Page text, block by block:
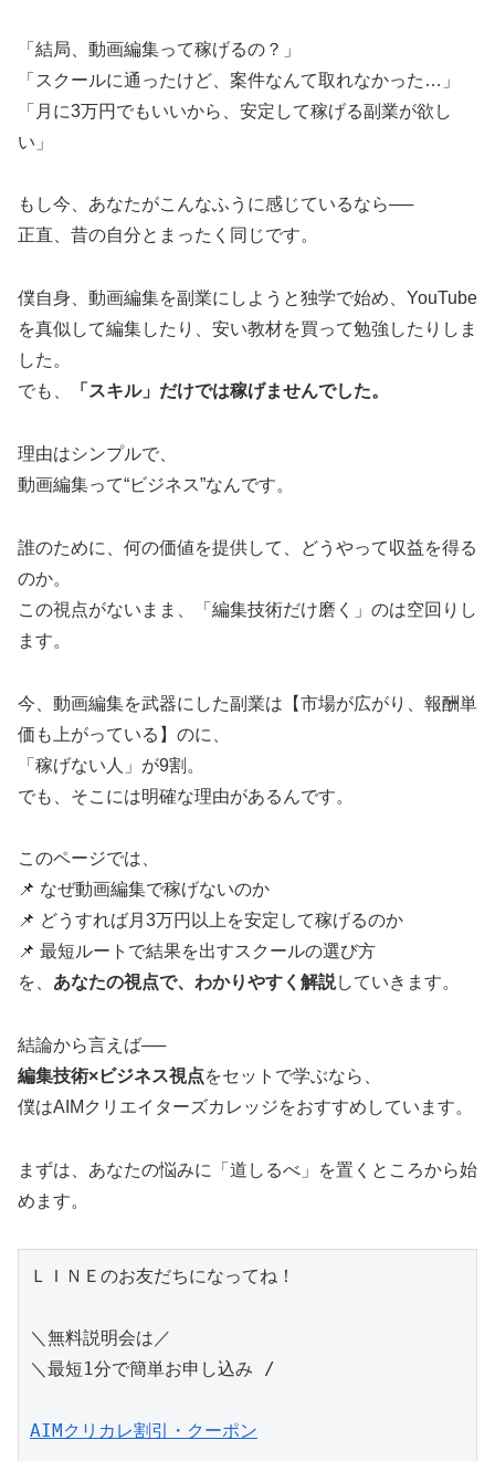
「結局、動画編集って稼げるの？」
「スクールに通ったけど、案件なんて取れなかった…」
「月に3万円でもいいから、安定して稼げる副業が欲し
い」
もし今、あなたがこんなふうに感じているなら──
正直、昔の自分とまったく同じです。
僕自身、動画編集を副業にしようと独学で始め、YouTube
を真似して編集したり、安い教材を買って勉強したりしま
した。
でも、
「スキル」だけでは稼げませんでした。
理由はシンプルで、
動画編集って“ビジネス”なんです。
誰のために、何の価値を提供して、どうやって収益を得る
のか。
この視点がないまま、「編集技術だけ磨く」のは空回りし
ます。
今、動画編集を武器にした副業は【市場が広がり、報酬単
価も上がっている】のに、
「稼げない人」が9割。
でも、そこには明確な理由があるんです。
このページでは、
📌 なぜ動画編集で稼げないのか
📌 どうすれば月3万円以上を安定して稼げるのか
📌 最短ルートで結果を出すスクールの選び方
を、 あなたの視点で、わかりやすく解説していきます。
結論から言えば──
編集技術×ビジネス視点をセットで学ぶなら、
僕はAIMクリエイターズカレッジをおすすめしています。
まずは、あなたの悩みに「道しるべ」を置くところから始
めます。
ＬＩＮＥのお友だちになってね！
＼無料説明会は／
＼最短1分で簡単お申し込み /
AIMクリカレ割引・クーポン